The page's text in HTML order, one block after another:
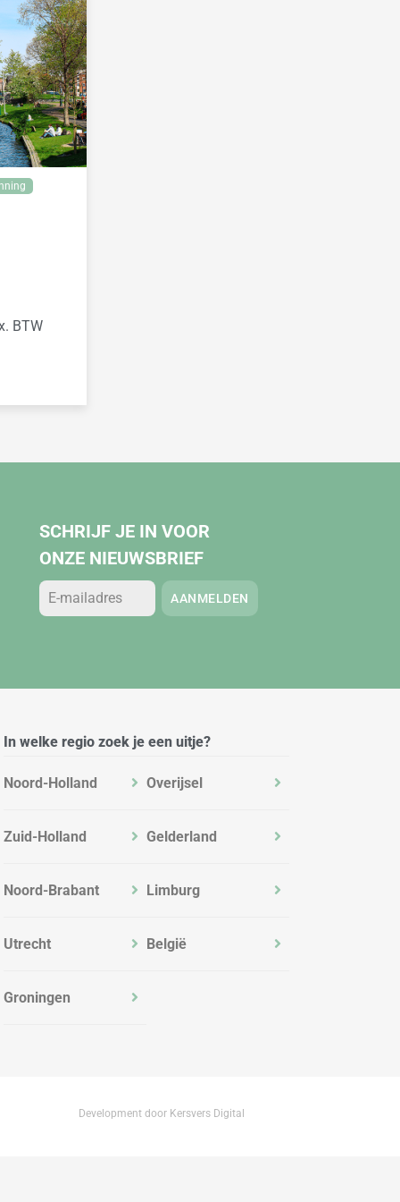
BTW
SCHRIJF JE IN VOOR
ONZE NIEUWSBRIEF
AANMELDEN
In welke regio zoek je een uitje?
Noord-Holland
Zuid-Holland
Noord-Brabant
Utrecht
Groningen
Overijsel
Gelderland
Limburg
België
Development door Kersvers Digital